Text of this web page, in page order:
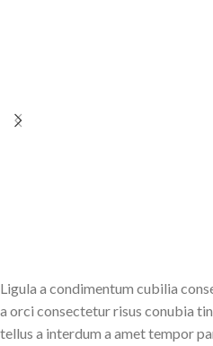
Ligula a condimentum cubilia
a orci consectetur risus conubia
tellus a interdum a amet tempor